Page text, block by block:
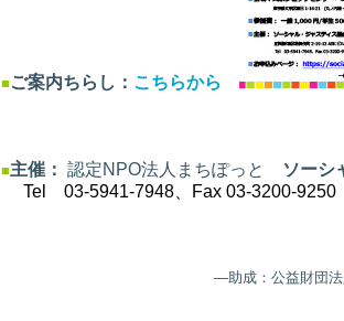
■ ご案内ちらし： こちらから
■主催： 認定NPO法人まちぽっと ソーシ
Tel 03-5941-7948、Fax 03-3200-9250
―助成：公益財団